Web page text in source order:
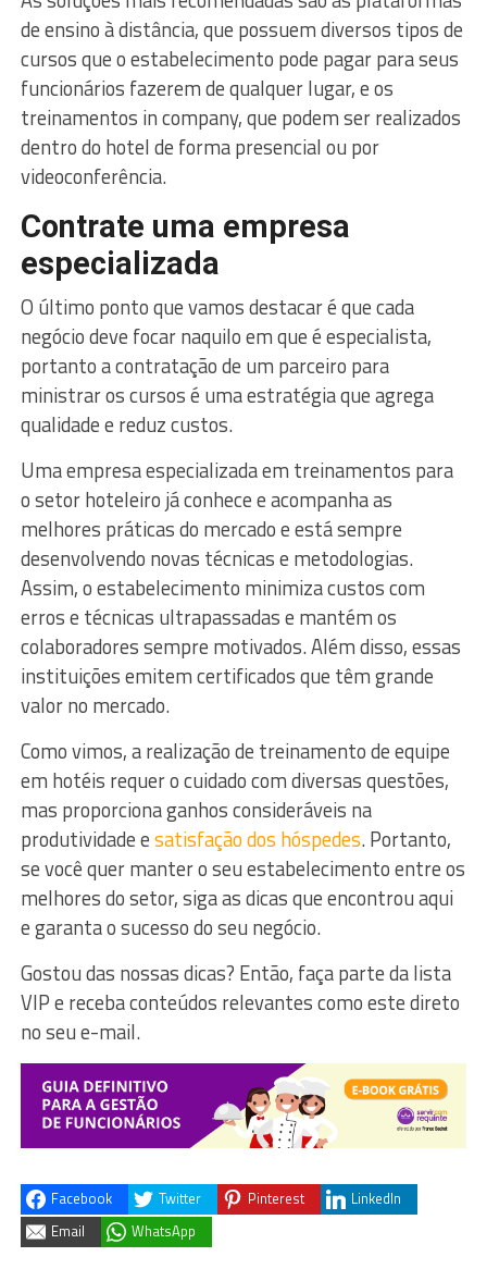
de ensino à distância, que possuem diversos tipos de
cursos que o estabelecimento pode pagar para seus
funcionários fazerem de qualquer lugar, e os
treinamentos in company, que podem ser realizados
dentro do hotel de forma presencial ou por
videoconferência.
Contrate uma empresa
especializada
O último ponto que vamos destacar é que cada
negócio deve focar naquilo em que é especialista,
portanto a contratação de um parceiro para
ministrar os cursos é uma estratégia que agrega
qualidade e reduz custos.
Uma empresa especializada em treinamentos para
o setor hoteleiro já conhece e acompanha as
melhores práticas do mercado e está sempre
desenvolvendo novas técnicas e metodologias.
Assim, o estabelecimento minimiza custos com
erros e técnicas ultrapassadas e mantém os
colaboradores sempre motivados. Além disso, essas
instituições emitem certificados que têm grande
valor no mercado.
Como vimos, a realização de treinamento de equipe
em hotéis requer o cuidado com diversas questões,
mas proporciona ganhos consideráveis na
produtividade esatisfação dos hóspedes. Portanto,
se você quer manter o seu estabelecimento entre os
melhores do setor, siga as dicas que encontrou aqui
e garanta o sucesso do seu negócio.
Gostou das nossas dicas? Então, faça parte da lista
VIP e receba conteúdos relevantes como este direto
no seu e-mail.
Facebook Twitter Pinterest
LinkedIn
Email
WhatsApp